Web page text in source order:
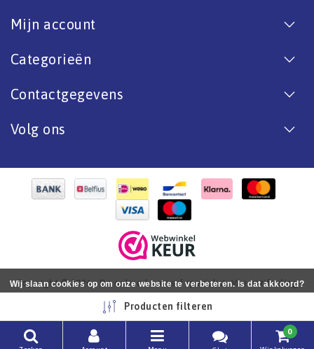
Mijn account
Categorieën
Contactgegevens
Volg ons
Copyright © 2026 - De online bootverf specialist. Van antifouling
tot aflak. - All rights reserved - RealizationInStijl Media
Producten filteren
0
Wij slaan cookies op om onze website te verbeteren. Is dat akkoord?
Nee Meer over cookies »